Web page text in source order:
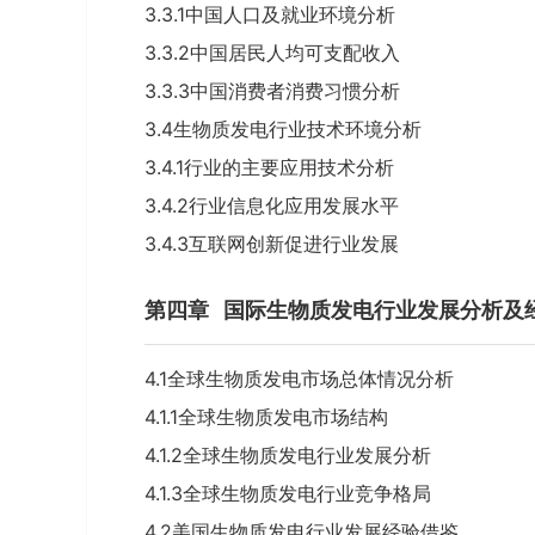
3.3.1中国人口及就业环境分析
3.3.2中国居民人均可支配收入
3.3.3中国消费者消费习惯分析
3.4生物质发电行业技术环境分析
3.4.1行业的主要应用技术分析
3.4.2行业信息化应用发展水平
3.4.3互联网创新促进行业发展
第四章 国际生物质发电行业发展分析及
4.1全球生物质发电市场总体情况分析
4.1.1全球生物质发电市场结构
4.1.2全球生物质发电行业发展分析
4.1.3全球生物质发电行业竞争格局